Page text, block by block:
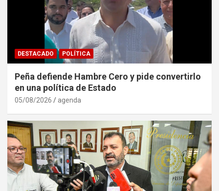
DESTACADO POLÍTICA
Peña defiende Hambre Cero y pide convertirlo
en una política de Estado
05/08/2026 agenda